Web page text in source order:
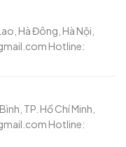
Hà Đông, Hà Nội,
Hotline:
TP. Hồ Chí Minh,
Hotline: